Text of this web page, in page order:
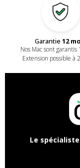
Garantie 12
Nos Mac sont garantis
Extension possible à
Le